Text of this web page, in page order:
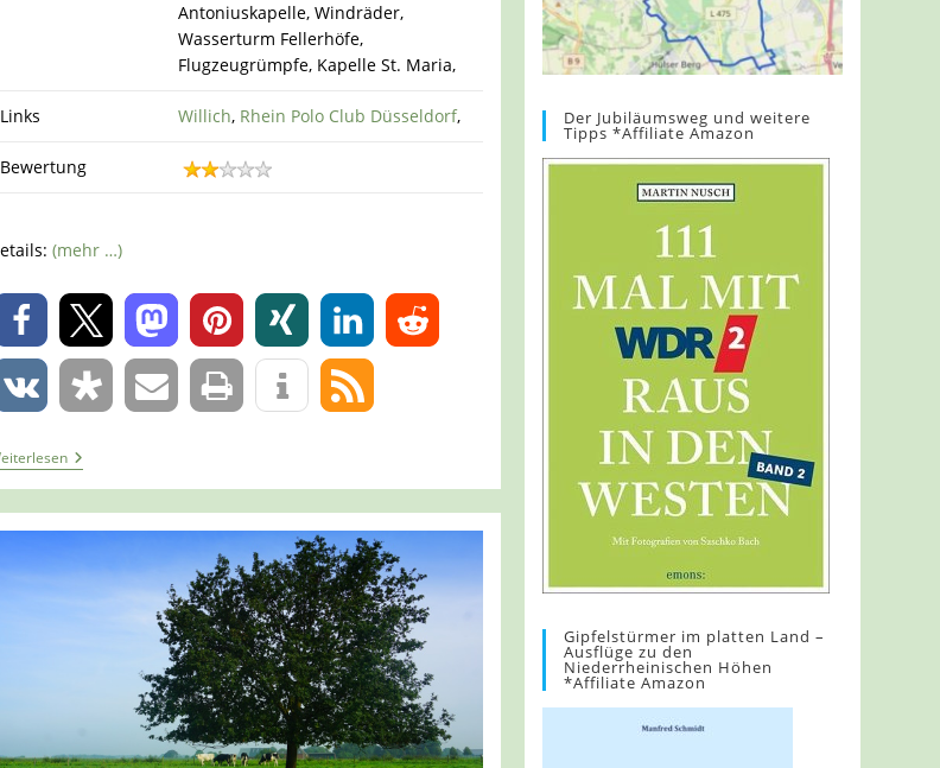
Antoniuskapelle, Windräder,
Wasserturm Fellerhöfe,
Flugzeugrümpfe, Kapelle St. Maria,
Links Willich, Rhein Polo Club Düsseldorf,
Bewertung
(mehr …)
0
0
Tour
1343–
Willich
–
Rund
Willich
Der Jubiläumsweg und weitere
Tipps *Affiliate Amazon
Gipfelstürmer im platten Land –
Ausflüge zu den
Niederrheinischen Höhen
*Affiliate Amazon